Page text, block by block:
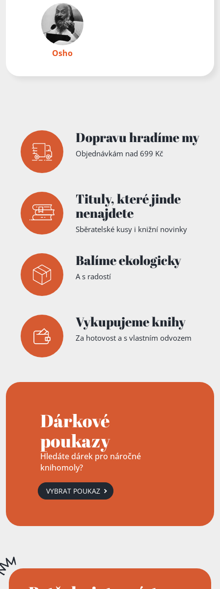
Osho
Dopravu hradíme my
Objednávkám nad 699 Kč
Tituly,které jinde
nenajdete
Sběratelské kusy i knižní novinky
Balíme ekologicky
A s radostí
Vykupujeme knihy
Za hotovost a s vlastním odvozem
Dárkové
poukazy
Hledáte dárek pro náročné
knihomoly?
VYBRAT POUKAZ